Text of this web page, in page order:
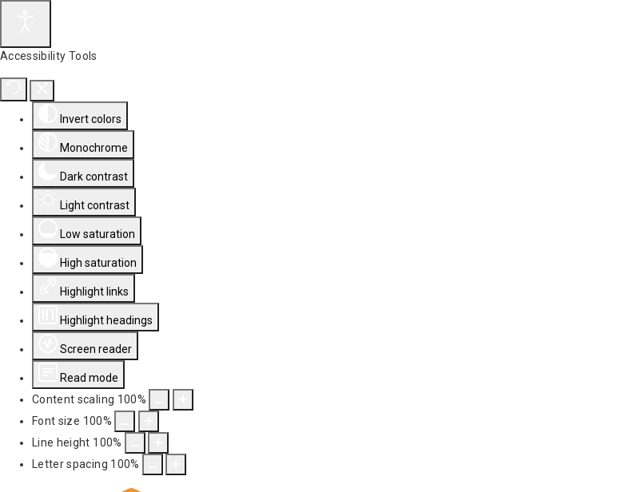
Accessibility Tools
Invert colors
Monochrome
Dark contrast
Light contrast
Low saturation
High saturation
Highlight links
Highlight headings
Screen reader
Read mode
Content scaling 100%
Font size 100%
Line height 100%
Letter spacing 100%